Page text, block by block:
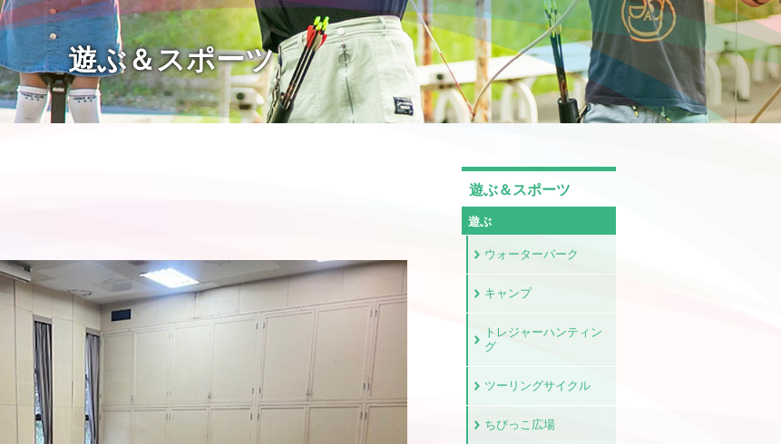
遊ぶ＆スポーツ
遊ぶ＆スポーツ
遊ぶ
ウォーターパーク
キャンプ
トレジャーハンティン
グ
ツーリングサイクル
ちびっこ広場